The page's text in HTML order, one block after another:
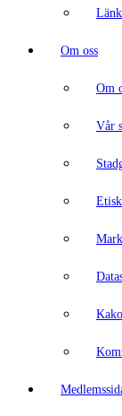
Om oss
Om
Vår